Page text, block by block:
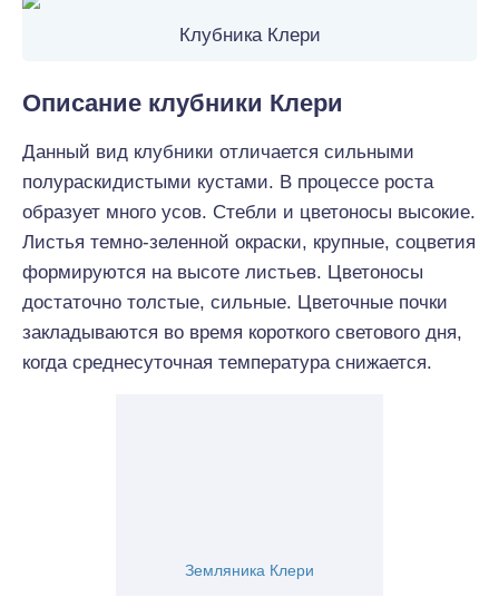
Клубника Клери
Описание клубники Клери
Данный вид клубники отличается сильными
полураскидистыми кустами. В процессе роста
образует много усов. Стебли и цветоносы высокие.
Листья темно-зеленной окраски, крупные, соцветия
формируются на высоте листьев. Цветоносы
достаточно толстые, сильные. Цветочные почки
закладываются во время короткого светового дня,
когда среднесуточная температура снижается.
Земляника Клери